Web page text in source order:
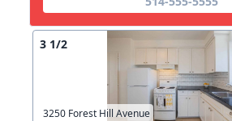
3 1/2
3250 Forest Hill Avenue